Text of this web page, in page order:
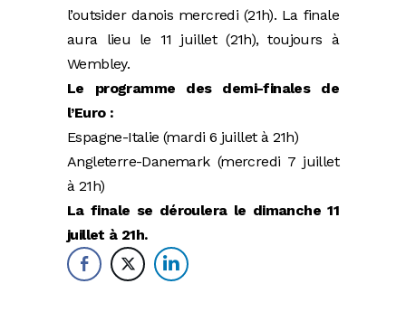
l’outsider danois mercredi (21h). La finale
aura lieu le 11 juillet (21h), toujours à
Wembley.
Le programme des demi-finales de
l’Euro :
Espagne-Italie (mardi 6 juillet à 21h)
Angleterre-Danemark (mercredi 7 juillet
à 21h)
La finale se déroulera le dimanche 11
juillet à 21h.